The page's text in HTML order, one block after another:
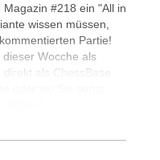
#218 ein "All in
wissen müssen,
Partie!
Wocche als
als ChessBase